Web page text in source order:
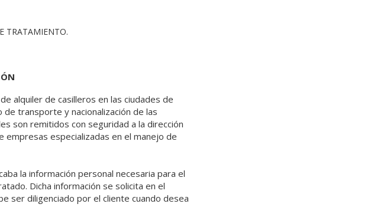
TRATAMIENTO.
alquiler de casilleros en las ciudades de
transporte y nacionalización de las
son remitidos con seguridad a la dirección
empresas especializadas en el manejo de
la información personal necesaria para el
Dicha información se solicita en el
ser diligenciado por el cliente cuando desea